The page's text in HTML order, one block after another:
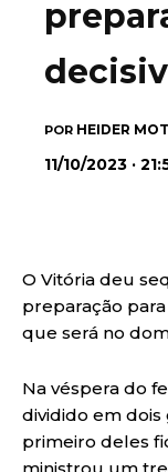
POR HEIDER
11/10/2023 ·
O Vitória deu
preparação
que será no
Na véspera do
dividido em dois
primeiro deles